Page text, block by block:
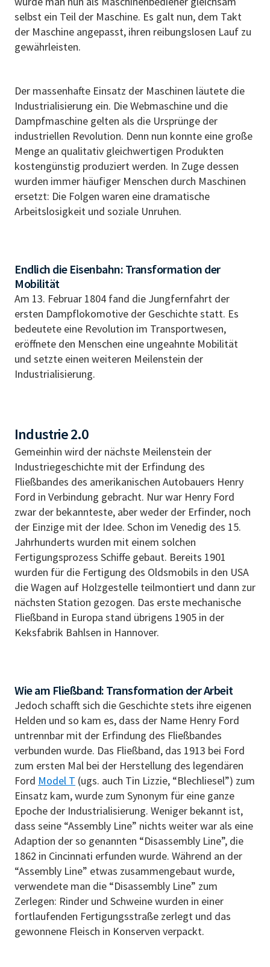
selbst ein Teil der Maschine. Es galt nun, dem Takt
der Maschine angepasst, ihren reibungslosen Lauf zu
gewährleisten.
Der massenhafte Einsatz der Maschinen läutete die
Industrialisierung ein. Die Webmaschine und die
Dampfmaschine gelten als die Ursprünge der
industriellen Revolution. Denn nun konnte eine große
Menge an qualitativ gleichwertigen Produkten
kostengünstig produziert werden. In Zuge dessen
wurden immer häufiger Menschen durch Maschinen
ersetzt: Die Folgen waren eine dramatische
Arbeitslosigkeit und soziale Unruhen.
Endlich die Eisenbahn: Transformation der
Mobilität
Am 13. Februar 1804 fand die Jungfernfahrt der
ersten Dampflokomotive der Geschichte statt. Es
bedeutete eine Revolution im Transportwesen,
eröffnete den Menschen eine ungeahnte Mobilität
und setzte einen weiteren Meilenstein der
Industrialisierung.
Industrie 2.0
Gemeinhin wird der nächste Meilenstein der
Industriegeschichte mit der Erfindung des
Fließbandes des amerikanischen Autobauers Henry
Ford in Verbindung gebracht. Nur war Henry Ford
zwar der bekannteste, aber weder der Erfinder, noch
der Einzige mit der Idee. Schon im Venedig des 15.
Jahrhunderts wurden mit einem solchen
Fertigungsprozess Schiffe gebaut. Bereits 1901
wurden für die Fertigung des Oldsmobils in den USA
die Wagen auf Holzgestelle teilmontiert und dann zur
nächsten Station gezogen. Das erste mechanische
Fließband in Europa stand übrigens 1905 in der
Keksfabrik Bahlsen in Hannover.
Wie am Fließband: Transformation der Arbeit
Jedoch schafft sich die Geschichte stets ihre eigenen
Helden und so kam es, dass der Name Henry Ford
untrennbar mit der Erfindung des Fließbandes
verbunden wurde. Das Fließband, das 1913 bei Ford
zum ersten Mal bei der Herstellung des legendären
Ford Model T (ugs. auch Tin Lizzie, “Blechliesel”) zum
Einsatz kam, wurde zum Synonym für eine ganze
Epoche der Industrialisierung. Weniger bekannt ist,
dass seine “Assembly Line” nichts weiter war als eine
Adaption der so genannten “Disassembly Line”, die
1862 in Cincinnati erfunden wurde. Während an der
“Assembly Line” etwas zusammengebaut wurde,
verwendete man die “Disassembly Line” zum
Zerlegen: Rinder und Schweine wurden in einer
fortlaufenden Fertigungsstraße zerlegt und das
gewonnene Fleisch in Konserven verpackt.